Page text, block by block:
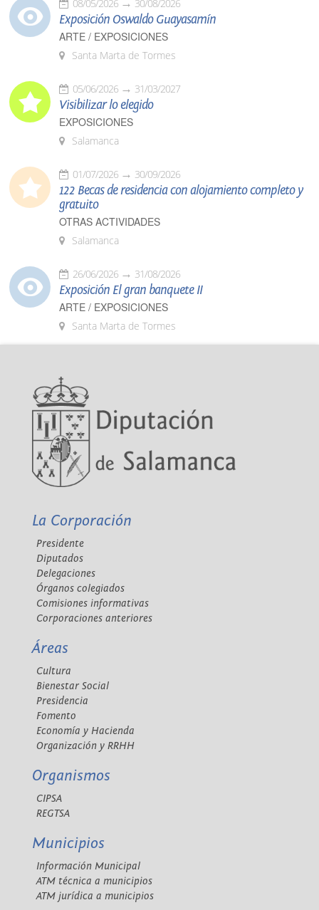
08/05/2026 30/08/2026
Exposición Oswaldo Guayasamín
ARTE / EXPOSICIONES
Santa Marta de Tormes
05/06/2026 31/03/2027
Visibilizar lo elegido
EXPOSICIONES
Salamanca
01/07/2026 30/09/2026
122 Becas de residencia con alojamiento completo y
gratuito
OTRAS ACTIVIDADES
Salamanca
26/06/2026 31/08/2026
Exposición El gran banquete II
ARTE / EXPOSICIONES
Santa Marta de Tormes
La Corporación
Presidente
Diputados
Delegaciones
Órganos colegiados
Comisiones informativas
Corporaciones anteriores
Áreas
Cultura
Bienestar Social
Presidencia
Fomento
Economía y Hacienda
Organización y RRHH
Organismos
CIPSA
REGTSA
Municipios
Información Municipal
ATM técnica a municipios
ATM jurídica a municipios